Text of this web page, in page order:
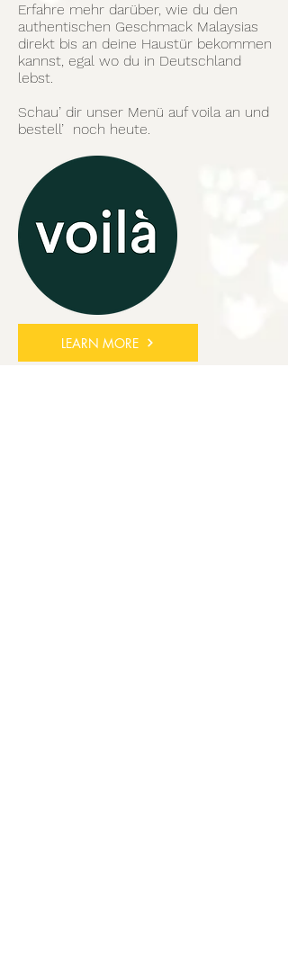
Erfahre mehr darüber, wie du den
authentischen Geschmack Malaysias
direkt bis an deine Haustür bekommen
kannst, egal wo du in Deutschland
lebst.
Schau’ dir unser Menü auf voila an und
bestell’ noch heute.
LEARN MORE